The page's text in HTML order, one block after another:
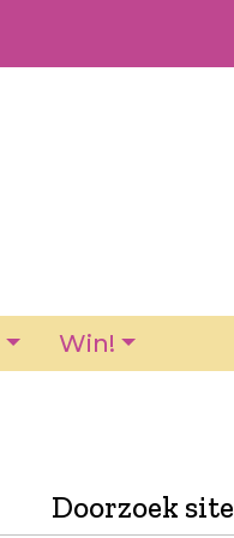
Win!
Doorzoek site